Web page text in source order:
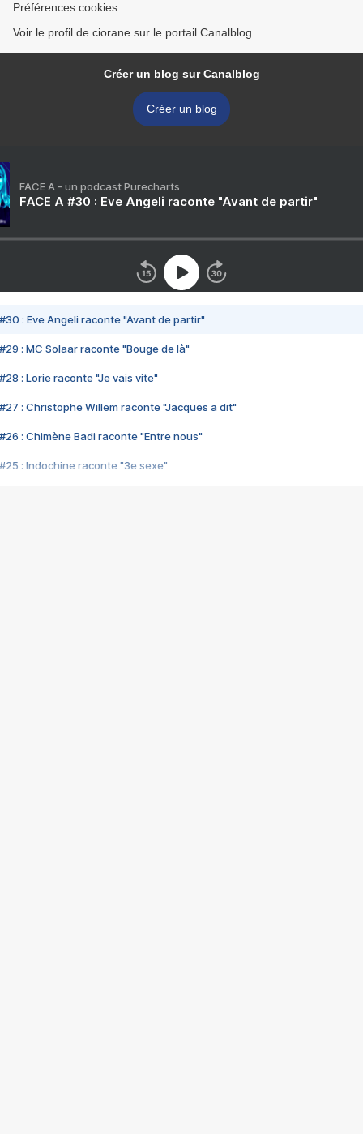
Préférences cookies
Voir le profil de ciorane sur le portail Canalblog
Créer un blog sur Canalblog
Créer un blog
FACE A - un podcast Purecharts
FACE A #30 : Eve Angeli raconte "Avant de partir"
#30 : Eve Angeli raconte "Avant de partir"
#29 : MC Solaar raconte "Bouge de là"
#28 : Lorie raconte "Je vais vite"
#27 : Christophe Willem raconte "Jacques a dit"
#26 : Chimène Badi raconte "Entre nous"
#25 : Indochine raconte "3e sexe"